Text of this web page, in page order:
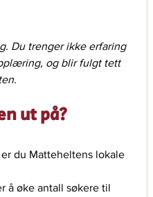
Du trenger ikke erfaring
og blir fulgt tett
ut på?
du Matteheltens lokale
å øke antall søkere til